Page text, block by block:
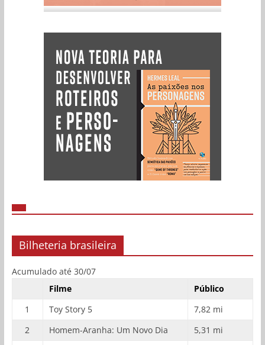
Bilheteria brasileira
Acumulado até 30/07
Filme
Público
1
Toy Story 5
7,82 mi
2
Homem-Aranha: Um Novo Dia
5,31 mi